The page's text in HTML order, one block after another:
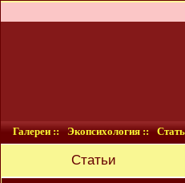
Галереи :: Экопсихология ::
Статьи